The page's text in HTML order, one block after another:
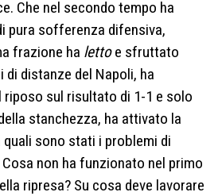
Che nel secondo tempo ha
pura sofferenza difensiva,
frazione ha lettoe sfruttato
distanze del Napoli, ha
riposo sul risultato di 1-1 e solo
stanchezza, ha attivato la
sono stati i problemi di
non ha funzionato nel primo
ripresa? Su cosa deve lavorare